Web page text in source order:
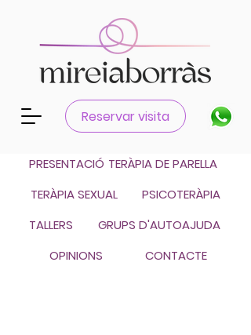
Reservar visita
Català
Castellano
PRESENTACIÓ TERÀPIA DE PARELLA
TERÀPIA SEXUAL
PSICOTERÀPIA
TALLERS
GRUPS D'AUTOAJUDA
OPINIONS
CONTACTE